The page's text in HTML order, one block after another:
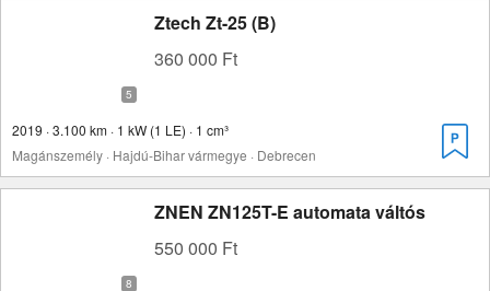
Ztech Zt-25 (B)
360 000 Ft
2019 · 3.100 km · 1 kW (1 LE) · 1 cm³
Magánszemély · Hajdú-Bihar vármegye · Debrecen
ZNEN ZN125T-E automata váltós
550 000 Ft